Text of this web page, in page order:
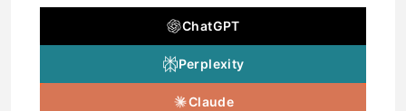
ChatGPT
Perplexity
Claude